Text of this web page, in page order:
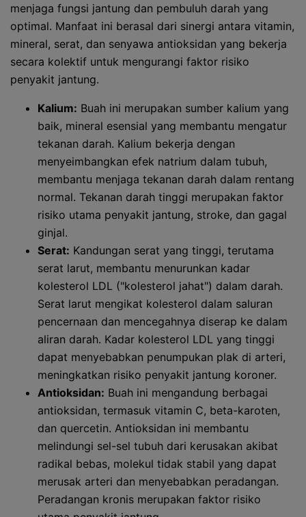
menjaga fungsi jantung dan pembuluh darah yang
optimal. Manfaat ini berasal dari sinergi antara vitamin,
mineral, serat, dan senyawa antioksidan yang bekerja
secara kolektif untuk mengurangi faktor risiko
penyakit jantung.
Kalium: Buah ini merupakan sumber kalium yang
baik, mineral esensial yang membantu mengatur
tekanan darah. Kalium bekerja dengan
menyeimbangkan efek natrium dalam tubuh,
membantu menjaga tekanan darah dalam rentang
normal. Tekanan darah tinggi merupakan faktor
risiko utama penyakit jantung, stroke, dan gagal
ginjal.
Serat: Kandungan serat yang tinggi, terutama
serat larut, membantu menurunkan kadar
kolesterol LDL ("kolesterol jahat") dalam darah.
Serat larut mengikat kolesterol dalam saluran
pencernaan dan mencegahnya diserap ke dalam
aliran darah. Kadar kolesterol LDL yang tinggi
dapat menyebabkan penumpukan plak di arteri,
meningkatkan risiko penyakit jantung koroner.
Antioksidan: Buah ini mengandung berbagai
antioksidan, termasuk vitamin C, beta-karoten,
dan quercetin. Antioksidan ini membantu
melindungi sel-sel tubuh dari kerusakan akibat
radikal bebas, molekul tidak stabil yang dapat
merusak arteri dan menyebabkan peradangan.
Peradangan kronis merupakan faktor risiko